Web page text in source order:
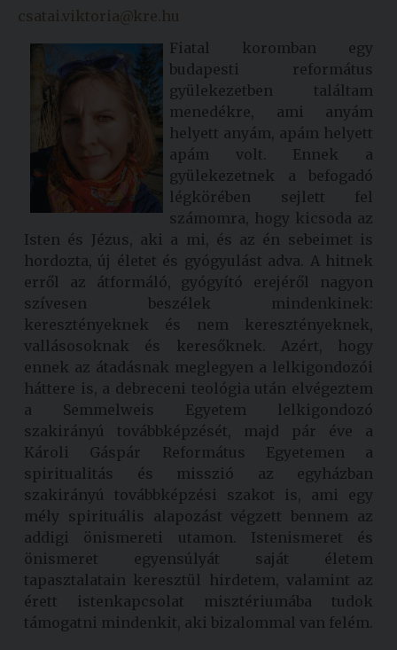
csatai.viktoria@kre.hu
Fiatal koromban egy
budapesti református
gyülekezetben találtam
menedékre, ami anyám
helyett anyám, apám helyett
apám volt. Ennek a
gyülekezetnek a befogadó
légkörében sejlett fel
számomra, hogy kicsoda az
Isten és Jézus, aki a mi, és az én sebeimet is
hordozta, új életet és gyógyulást adva. A hitnek
erről az átformáló, gyógyító erejéről nagyon
szívesen beszélek mindenkinek:
keresztényeknek és nem keresztényeknek,
vallásosoknak és keresőknek. Azért, hogy
ennek az átadásnak meglegyen a lelkigondozói
háttere is, a debreceni teológia után elvégeztem
a Semmelweis Egyetem lelkigondozó
szakirányú továbbképzését, majd pár éve a
Károli Gáspár Református Egyetemen a
spiritualitás és misszió az egyházban
szakirányú továbbképzési szakot is, ami egy
mély spirituális alapozást végzett bennem az
addigi önismereti utamon. Istenismeret és
önismeret egyensúlyát saját életem
tapasztalatain keresztül hirdetem, valamint az
érett istenkapcsolat misztériumába tudok
támogatni mindenkit, aki bizalommal van felém.